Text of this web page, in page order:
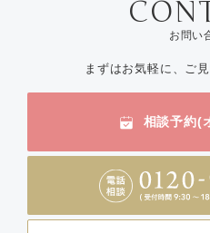
お問い
まずはお気軽に、ご
相談予約(